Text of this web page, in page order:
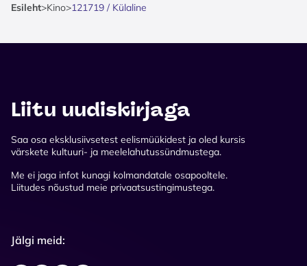
Esileht>Kino>121719 / Külaline
Liitu uudiskirjaga
Saa osa eksklusiivsetest eelismüükidest ja oled kursis
värskete kultuuri- ja meelelahutussündmustega.
Me ei jaga infot kunagi kolmandatale osapooltele.
Liitudes nõustud meie privaatsustingimustega.
Jälgi meid: